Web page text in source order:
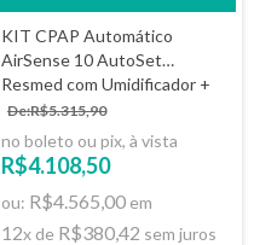
KIT CPAP Automático
AirSense 10 AutoSet
Resmed com Umidificador +
AirFit N30i
De:R$5.315,90
no boleto ou pix, à vista
R$4.108,50
ou: R$4.565,00 em
12x de R$380,42 sem juros